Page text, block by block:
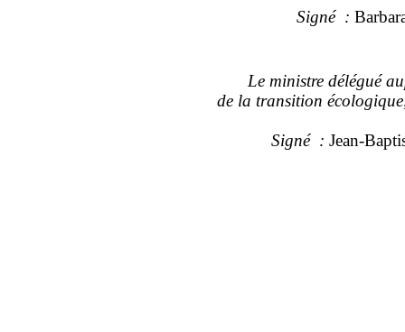
Signé :
Le ministre délégué
de la transition
Signé :